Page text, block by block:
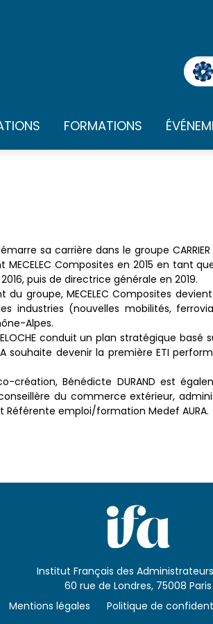
FORMATIONS
sa carrière dans le groupe
Composites en 2015 en tant
puis de directrice générale en 2019.
groupe, MECELEC Composites devient
(nouvelles mobilités,
Alpes.
conduit un plan stratégique
souhaite devenir la première ETI
Bénédicte DURAND est
du commerce extérieur,
Référente emploi/formation Medef AURA.
Institut Français des
60 rue de Londres, 75008 Paris
Mentions légales Politique de